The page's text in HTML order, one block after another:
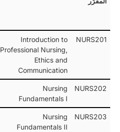
NURS201
Introduction to
Professional Nursing,
Ethics and
Communication
NURS202
Nursing
Fundamentals I
NURS203
Nursing
Fundamentals II